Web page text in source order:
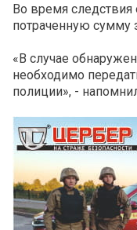
Во время
потраченную сумму
«В случае
необходимо
полиции», -